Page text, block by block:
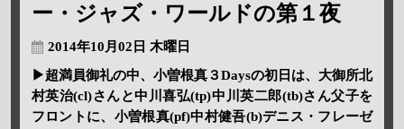
ー・ジャズ・ワールドの第１夜
2014年10月02日 木曜日
▶超満員御礼の中、小曽根真３Daysの初日は、大御所北
村英治(cl)さんと中川喜弘(tp)中川英二郎(tb)さん父子を
フロントに、小曽根真(pf)中村健吾(b)デニス・フレーゼ